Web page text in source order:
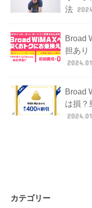
法
Broad
担あり
Broad
は損？
カテゴリー